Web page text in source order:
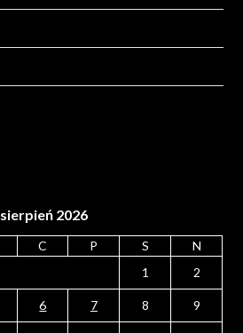
sierpień 2026
C P S
N
1
2
6 7 8 9